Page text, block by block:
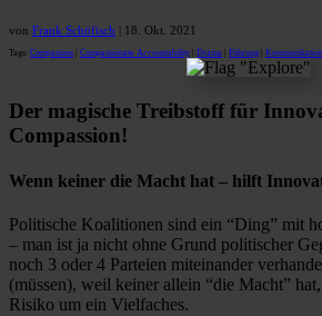
von Frank Schöfisch 18. Okt. 2021
Tags: Compassion Compassionate Accountability Drama Führung Kommunikation
Der magische Treib­stoff für
Compassion!
Wenn keiner die Macht hat – hilft
Politi­sche Koali­tionen sind ein “Ding” mit
– man ist ja nicht ohne Grund politi­scher
noch 3 oder 4 Parteien mitein­ander
(müssen), weil keiner allein “die Macht”
Risiko um ein Vielfaches.